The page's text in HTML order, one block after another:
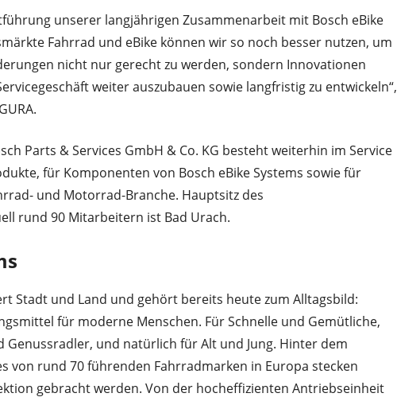
unserer langjährigen Zusammenarbeit mit Bosch eBike
Fahrrad und eBike können wir so noch besser nutzen, um
nicht nur gerecht zu werden, sondern Innovationen
weiter auszubauen sowie langfristig zu entwickeln“,
Parts & Services GmbH & Co. KG besteht weiterhin im Service
für Komponenten von Bosch eBike Systems sowie für
und Motorrad-Branche. Hauptsitz des
rund 90 Mitarbeitern ist Bad Urach.
Stadt und Land und gehört bereits heute zum Alltagsbild:
für moderne Menschen. Für Schnelle und Gemütliche,
und natürlich für Alt und Jung. Hinter dem
von rund 70 führenden Fahrradmarken in Europa stecken
gebracht werden. Von der hocheffizienten Antriebseinheit